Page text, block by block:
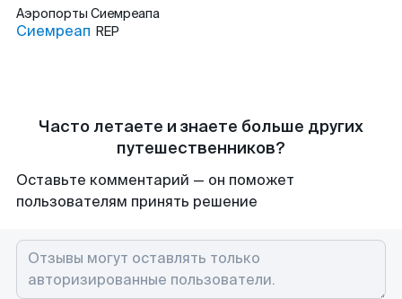
Аэропорты Сиемреапа
Сиемреап REP
Часто летаете и знаете больше других
путешественников?
Оставьте комментарий — он поможет
пользователям принять решение